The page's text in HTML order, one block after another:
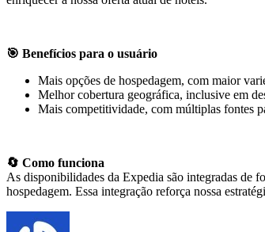
🎯 Benefícios para o usuário
Mais opções de hospedagem, com maior
Melhor cobertura geográfica, inclusive em
Mais competitividade, com múltiplas fontes
🔄 Como funciona
As disponibilidades da Expedia são integradas de
hospedagem. Essa integração reforça nossa